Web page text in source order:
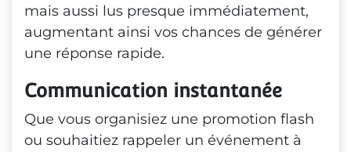
mais aussi lus presque immédiatement,
augmentant ainsi vos chances de générer
une réponse rapide.
Communication instantanée
Que vous organisiez une promotion flash
ou souhaitiez rappeler un événement à